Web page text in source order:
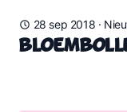
28 sep 2018 ·